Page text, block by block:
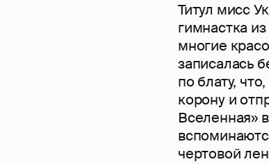
Титул мисс
гимнастка
многие
записалась
по блату,
корону и
Вселенная»
чертовой